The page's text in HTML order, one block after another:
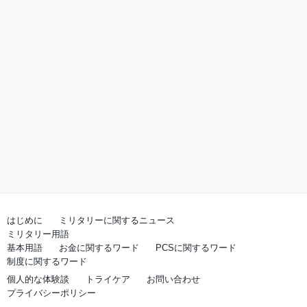
はじめに
ミリタリーに関するニュース
ミリタリー用語
基本用語
お金に関するワード
PCSに関するワード
制度に関するワード
個人的な体験談
トライケア
お問い合わせ
プライバシーポリシー